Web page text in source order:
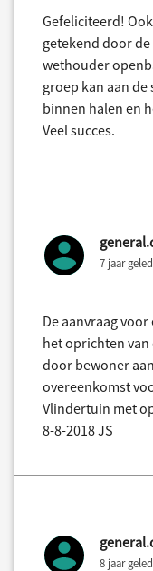
Gefeliciteerd!
getekend door
wethouder
groep kan aan
binnen halen en
Veel succes.
7 jaar
De aanvraag
het oprichten
door bewoner
overeenkomst
Vlindertuin met
8-8-2018 JS
8 jaar